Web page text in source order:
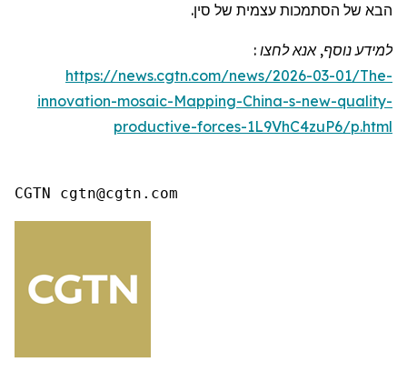
הבא של הסתמכות עצמית של סין.
למידע נוסף,אנא לחצו :
https://news.cgtn.com/news/2026-03-01/The-
innovation-mosaic-Mapping-China-s-new-quality-
productive-forces-1L9VhC4zuP6/p.html
CGTN cgtn@cgtn.com